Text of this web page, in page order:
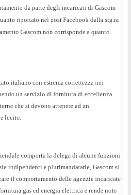
da parte degli incaricati di Gascom
riportato nel post Facebook dalla sig.ra
Gascom non corrisponde a quanto
italiano con estrema correttezza nei
un servizio di fornitura di eccellenza
che si devono attenere ad un
lecito.
comporta la delega di alcune funzioni
indipendenti e plurimandatarie, Gascom si
il comportamento delle agenzie incaricate
gas ed energia elettrica e rende noto